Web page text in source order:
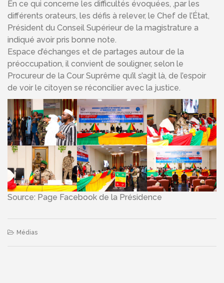
En ce qui concerne les difficultés évoquées, ,par les
différents orateurs, les défis à relever, le Chef de l’État,
Président du Conseil Supérieur de la magistrature a
indiqué avoir pris bonne note.
Espace d’échanges et de partages autour de la
préoccupation, il convient de souligner, selon le
Procureur de la Cour Suprême qu’il s’agit là, de l’espoir
de voir le citoyen se réconcilier avec la justice.
Source: Page Facebook de la Présidence
Médias